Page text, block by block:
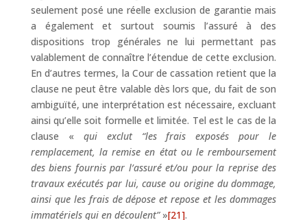
seulement posé une réelle exclusion de garantie mais
a également et surtout soumis l’assuré à des
dispositions trop générales ne lui permettant pas
valablement de connaître l’étendue de cette exclusion.
En d’autres termes, la Cour de cassation retient que la
clause ne peut être valable dès lors que, du fait de son
ambiguïté, une interprétation est nécessaire, excluant
ainsi qu’elle soit formelle et limitée. Tel est le cas de la
clause « qui exclut “les frais exposés pour le
remplacement, la remise en état ou le remboursement
des biens fournis par l’assuré et/ou pour la reprise des
travaux exécutés par lui, cause ou origine du dommage,
ainsi que les frais de dépose et repose et les dommages
immatériels qui en découlent”»[21].